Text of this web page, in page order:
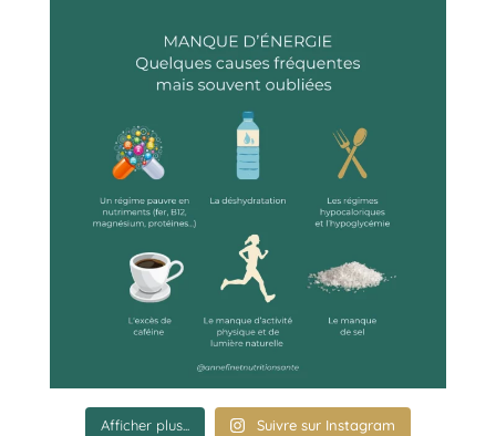
Afficher plus... Suivre sur Instagram